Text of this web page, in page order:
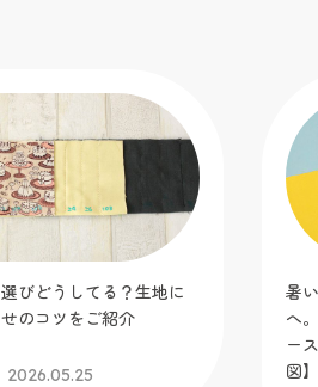
びどうしてる？生地に
のコツをご紹介
2026.05.25
暑
へ
ー
図】